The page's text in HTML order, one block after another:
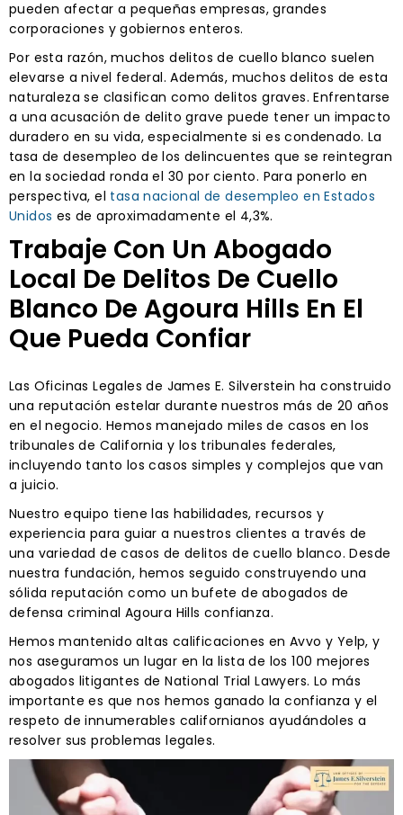
pueden afectar a pequeñas empresas, grandes
corporaciones y gobiernos enteros.
Por esta razón, muchos delitos de cuello blanco suelen
elevarse a nivel federal. Además, muchos delitos de esta
naturaleza se clasifican como delitos graves. Enfrentarse
a una acusación de delito grave puede tener un impacto
duradero en su vida, especialmente si es condenado. La
tasa de desempleo de los delincuentes que se reintegran
en la sociedad ronda el 30 por ciento. Para ponerlo en
perspectiva, el tasa nacional de desempleo en Estados
Unidos es de aproximadamente el 4,3%.
Trabaje Con Un Abogado
Local De Delitos De Cuello
Blanco De Agoura Hills En El
Que Pueda Confiar
Las Oficinas Legales de James E. Silverstein ha construido
una reputación estelar durante nuestros más de 20 años
en el negocio. Hemos manejado miles de casos en los
tribunales de California y los tribunales federales,
incluyendo tanto los casos simples y complejos que van
a juicio.
Nuestro equipo tiene las habilidades, recursos y
experiencia para guiar a nuestros clientes a través de
una variedad de casos de delitos de cuello blanco. Desde
nuestra fundación, hemos seguido construyendo una
sólida reputación como un bufete de abogados de
defensa criminal Agoura Hills confianza.
Hemos mantenido altas calificaciones en Avvo y Yelp, y
nos aseguramos un lugar en la lista de los 100 mejores
abogados litigantes de National Trial Lawyers. Lo más
importante es que nos hemos ganado la confianza y el
respeto de innumerables californianos ayudándoles a
resolver sus problemas legales.